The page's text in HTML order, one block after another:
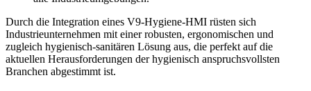
Durch die Integration eines V9-Hygiene-HMI rüsten sich
Industrieunternehmen mit einer robusten, ergonomischen und
zugleich hygienisch-sanitären Lösung aus, die perfekt auf die
aktuellen Herausforderungen der hygienisch anspruchsvollsten
Branchen abgestimmt ist.